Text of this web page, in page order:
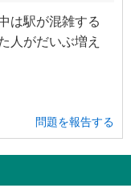
は駅が混雑する
人がだいぶ増え
問題を報告する